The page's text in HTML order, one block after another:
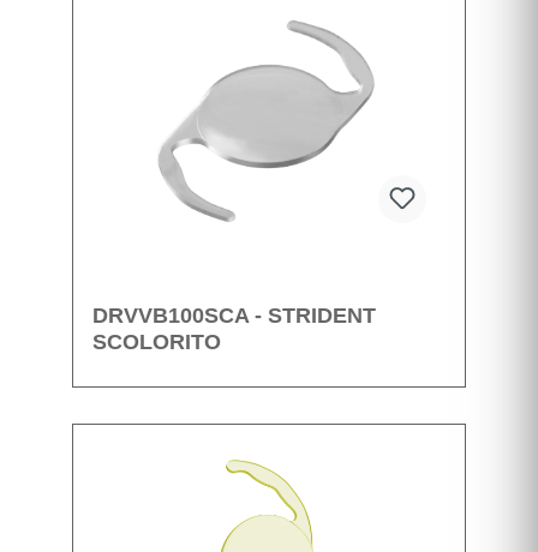
DRVVB100SCA - STRIDENT
SCOLORITO